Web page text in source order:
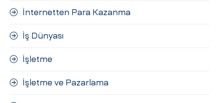
İnternetten Para Kazanma
İş Dünyası
İşletme
İşletme ve Pazarlama